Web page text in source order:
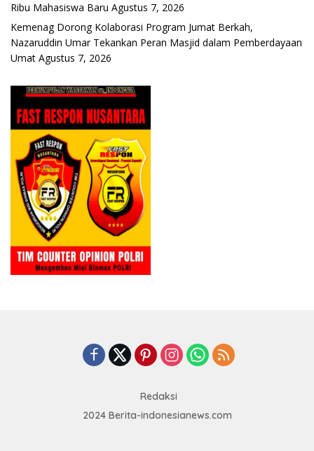
Ribu Mahasiswa Baru Agustus 7, 2026
Kemenag Dorong Kolaborasi Program Jumat Berkah,
Nazaruddin Umar Tekankan Peran Masjid dalam Pemberdayaan
Umat Agustus 7, 2026
Redaksi
2024 Berita-indonesianews.com